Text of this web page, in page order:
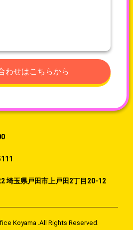
わせはこちらから
埼玉県戸田市上戸田2丁目20-12
Koyama .All Rights Reserved.